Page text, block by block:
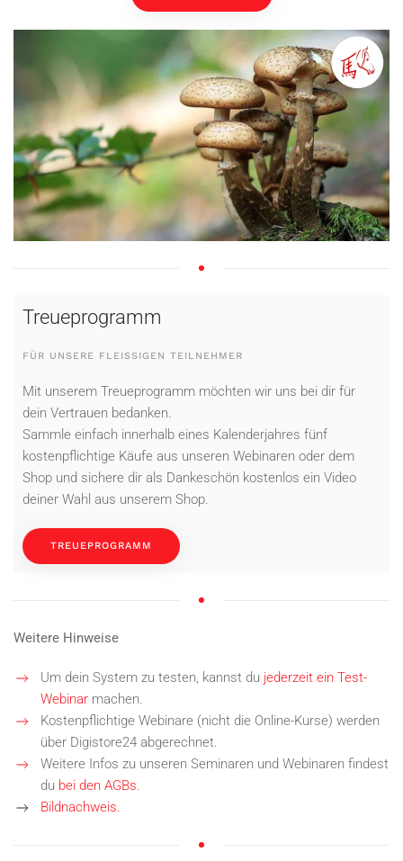
Treueprogramm
FÜR UNSERE FLEISSIGEN TEILNEHMER
Mit unserem Treueprogramm möchten wir uns bei dir für
dein Vertrauen bedanken.
Sammle einfach innerhalb eines Kalenderjahres fünf
kostenpflichtige Käufe aus unseren Webinaren oder dem
Shop und sichere dir als Dankeschön kostenlos ein Video
deiner Wahl aus unserem Shop.
TREUEPROGRAMM
Weitere Hinweise
Um dein System zu testen, kannst du jederzeit ein Test-
Webinar machen.
Kostenpflichtige Webinare (nicht die Online-Kurse) werden
über Digistore24 abgerechnet.
Weitere Infos zu unseren Seminaren und Webinaren findest
du bei den AGBs.
Bildnachweis.